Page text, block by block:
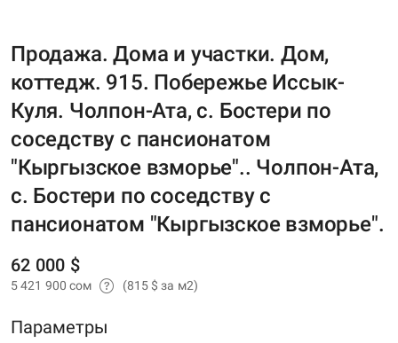
Продажа. Дома и участки. Дом,
коттедж. 915. Побережье Иссык-
Куля. Чолпон-Ата, с. Бостери по
соседству с пансионатом
"Кыргызское взморье".. Чолпон-Ата,
с. Бостери по соседству с
пансионатом "Кыргызское взморье".
62 000 $
5 421 900 сом (815 $ за м2)
Параметры